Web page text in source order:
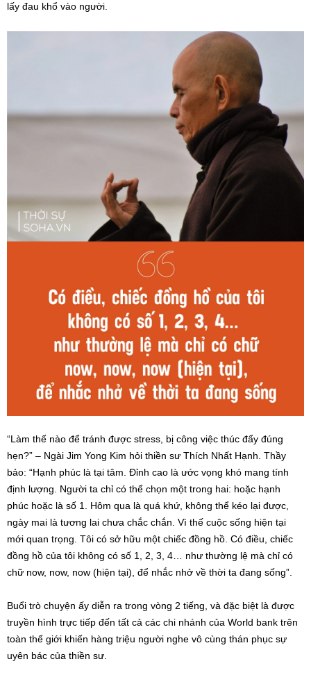
lấy đau khổ vào người.
“Làm thế nào để tránh được stress, bị công việc thúc đẩy đúng
hẹn?” – Ngài Jim Yong Kim hỏi thiền sư Thích Nhất Hạnh. Thầy
bảo: “Hạnh phúc là tại tâm. Đỉnh cao là ước vọng khó mang tính
định lượng. Người ta chỉ có thể chọn một trong hai: hoặc hạnh
phúc hoặc là số 1. Hôm qua là quá khứ, không thể kéo lại được,
ngày mai là tương lai chưa chắc chắn. Vì thế cuộc sống hiện tại
mới quan trọng. Tôi có sở hữu một chiếc đồng hồ. Có điều, chiếc
đồng hồ của tôi không có số 1, 2, 3, 4… như thường lệ mà chỉ có
chữ now, now, now (hiện tại), để nhắc nhở về thời ta đang sống”.
Buổi trò chuyện ấy diễn ra trong vòng 2 tiếng, và đặc biệt là được
truyền hình trực tiếp đến tất cả các chi nhánh của World bank trên
toàn thế giới khiến hàng triệu người nghe vô cùng thán phục sự
uyên bác của thiền sư.